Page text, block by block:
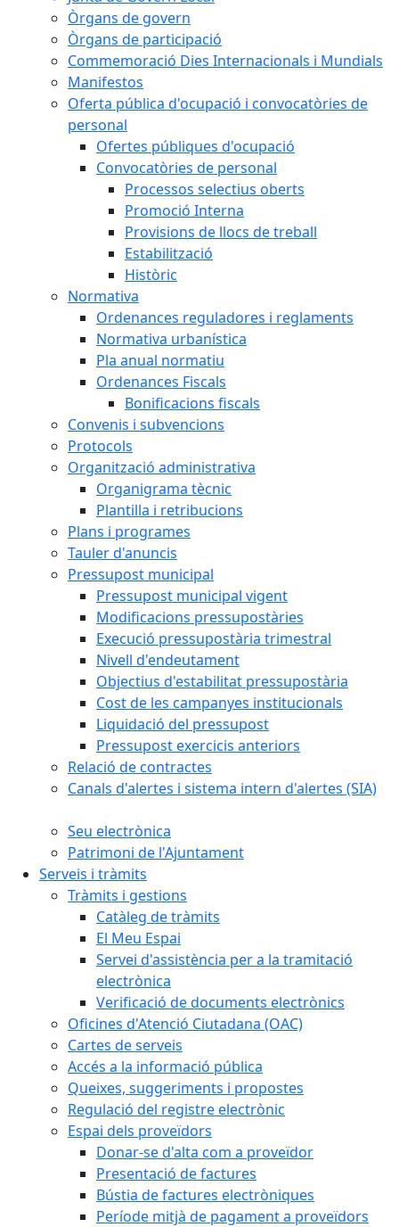
Òrgans de govern
Òrgans de participació
Commemoració Dies Internacionals i Mundials
Manifestos
Oferta pública d'ocupació i convocatòries de
personal
Ofertes públiques d'ocupació
Convocatòries de personal
Processos selectius oberts
Promoció Interna
Provisions de llocs de treball
Estabilització
Històric
Normativa
Ordenances reguladores i reglaments
Normativa urbanística
Pla anual normatiu
Ordenances Fiscals
Bonificacions fiscals
Convenis i subvencions
Protocols
Organització administrativa
Organigrama tècnic
Plantilla i retribucions
Plans i programes
Tauler d'anuncis
Pressupost municipal
Pressupost municipal vigent
Modificacions pressupostàries
Execució pressupostària trimestral
Nivell d'endeutament
Objectius d'estabilitat pressupostària
Cost de les campanyes institucionals
Liquidació del pressupost
Pressupost exercicis anteriors
Relació de contractes
Canals d'alertes i sistema intern d'alertes (SIA)
Seu electrònica
Patrimoni de l'Ajuntament
Serveis i tràmits
Tràmits i gestions
Catàleg de tràmits
El Meu Espai
Servei d'assistència per a la tramitació
electrònica
Verificació de documents electrònics
Oficines d'Atenció Ciutadana (OAC)
Cartes de serveis
Accés a la informació pública
Queixes, suggeriments i propostes
Regulació del registre electrònic
Espai dels proveïdors
Donar-se d'alta com a proveïdor
Presentació de factures
Bústia de factures electròniques
Període mitjà de pagament a proveïdors